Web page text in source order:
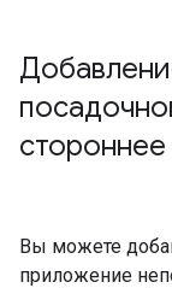
Вы можете
приложение